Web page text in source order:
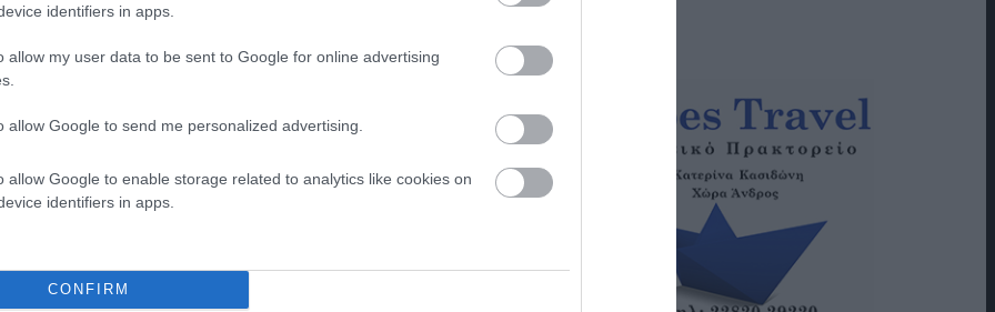
identifiers in apps.
allow my user data to be sent to Google for online advertising
allow Google to send me personalized advertising.
allow Google to enable storage related to analytics like cookies on
identifiers in apps.
CONFIRM